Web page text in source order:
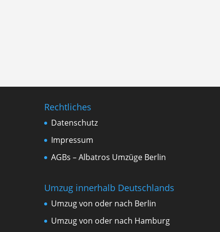
Rechtliches
Datenschutz
Impressum
AGBs – Albatros Umzüge Berlin
Umzug innerhalb Deutschlands
Umzug von oder nach Berlin
Umzug von oder nach Hamburg